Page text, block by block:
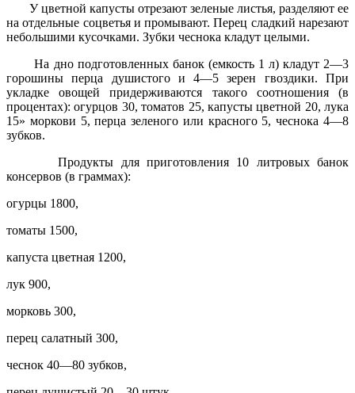
У цветной капусты отрезают зеленые листья, разделяют ее
на отдельные соцветья и промывают. Перец сладкий нарезают
небольшими кусочками. Зубки чеснока кладут целыми.
На дно подготовленных банок (емкость 1 л) кладут 2—3
горошины перца душистого и 4—5 зерен гвоздики. При
укладке овощей придерживаются такого соотношения (в
процентах): огурцов 30, томатов 25, капусты цветной 20, лука
15» моркови 5, перца зеленого или красного 5, чеснока 4—8
зубков.
Продукты для приготовления 10 литровых банок
консервов (в граммах):
огурцы 1800,
томаты 1500,
капуста цветная 1200,
лук 900,
морковь 300,
перец салатный 300,
чеснок 40—80 зубков,